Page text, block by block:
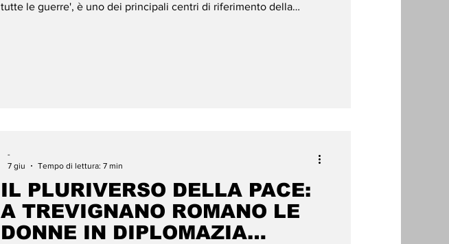
tutte le guerre', è uno dei principali centri di riferimento della
IL PLURIVERSO DELLA PACE:
A TREVIGNANO ROMANO LE
DONNE IN DIPLOMAZIA
-
7 giu
Tempo di lettura: 7 min